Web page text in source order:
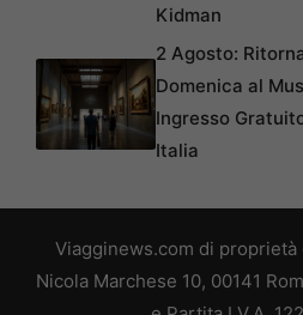
Kidman
2 Agosto:
Domenica al
Ingresso
Italia
Viagginews.com di proprietà
Nicola Marchese 10, 00141